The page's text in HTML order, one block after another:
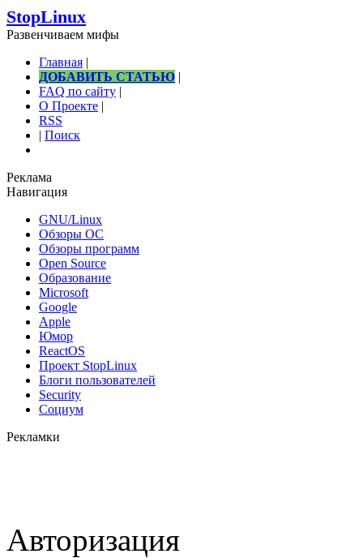
StopLinux
Развенчиваем мифы
Главная |
ДОБАВИТЬ СТАТЬЮ |
FAQ по сайту |
О Проекте |
RSS
| Поиск
Реклама
Навигация
GNU/Linux
Обзоры ОС
Обзоры программ
Open Source
Образование
Microsoft
Google
Apple
Юмор
ReactOS
Проект StopLinux
Блоги пользователей
Security
Социум
Рекламки
Авторизация